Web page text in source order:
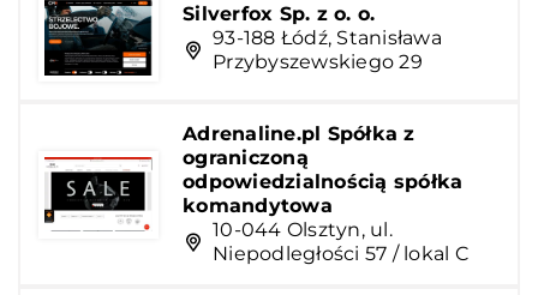
Silverfox Sp. z o. o.
93-188 Łódź, Stanisława
Przybyszewskiego 29
Adrenaline.pl Spółka z
ograniczoną
odpowiedzialnością spółka
komandytowa
10-044 Olsztyn, ul.
Niepodległości 57 / lokal C